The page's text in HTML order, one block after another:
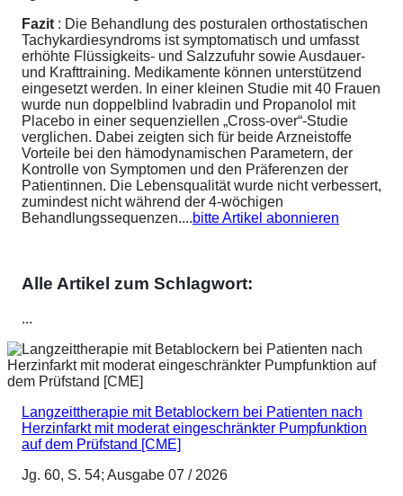
Fazit : Die Behandlung des posturalen orthostatischen
Tachykardiesyndroms ist symptomatisch und umfasst
erhöhte Flüssigkeits- und Salzzufuhr sowie Ausdauer-
und Krafttraining. Medikamente können unterstützend
eingesetzt werden. In einer kleinen Studie mit 40 Frauen
wurde nun doppelblind Ivabradin und Propanolol mit
Placebo in einer sequenziellen „Cross-over“-Studie
verglichen. Dabei zeigten sich für beide Arzneistoffe
Vorteile bei den hämodynamischen Parametern, der
Kontrolle von Symptomen und den Präferenzen der
Patientinnen. Die Lebensqualität wurde nicht verbessert,
zumindest nicht während der 4-wöchigen
Behandlungssequenzen....bitte Artikel abonnieren
Alle Artikel zum Schlagwort:
...
Langzeittherapie mit Betablockern bei Patienten nach
Herzinfarkt mit moderat eingeschränkter Pumpfunktion
auf dem Prüfstand [CME]
Jg. 60, S. 54; Ausgabe 07 / 2026